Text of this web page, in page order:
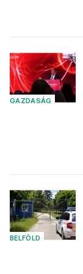
GAZDASÁG
BELFÖLD